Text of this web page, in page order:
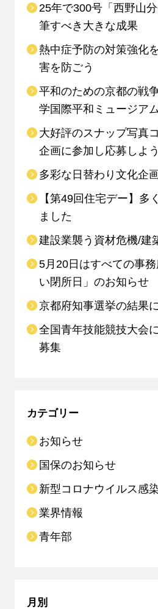
25年で300号「西野山
筆すべき大きな成果
熱中症予防の対策強化
害を防ごう
平和のための京都の戦
学国際平和ミュージア
大好評のスナップ写真
企画に参加し応募しよう
多彩な日替わり文化企
【第49回住宅デー】
ました
建設業襲う資材危機/建
5月20日はすべての事
い閉所日」のお知らせ
京都府知事選挙の結果
全国青年技能競技大会
募集
カテゴリー
お知らせ
国保のお知らせ
新型コロナウイルス感
業界情報
青年部
月別